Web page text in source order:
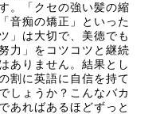
。「クセの強い髪の縮
音痴の矯正」といった
」は大切で、美徳でも
力」をコツコツと継続
ありません。結果とし
割に英語に自信を持て
しょうか？こんなバカ
あればあるほどずっと